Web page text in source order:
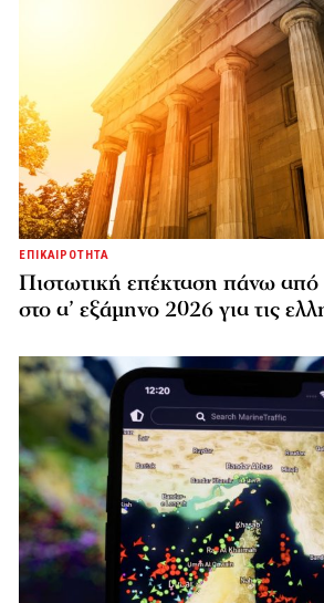
ΕΠΙΚΑΙΡΟΤΗΤΑ
Πιστωτική επέκταση πάνω
στο α’ εξάμηνο 2026 για τις